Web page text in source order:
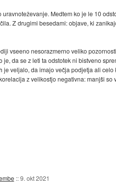
Medtem ko je le 10
Z drugimi besedami: objave, ki
vseeno nesorazmerno veliko
da se z leti ta odstotek ni bistveno
veljalo, da imajo večja podjetja ali
z velikostjo negativna: manjši so
::9. okt 2021